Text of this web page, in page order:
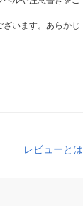
います。あらかじ
レビューとは